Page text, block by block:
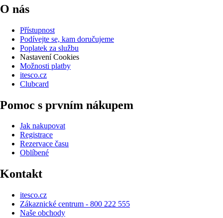
O nás
Přístupnost
Podívejte se, kam doručujeme
Poplatek za službu
Nastavení Cookies
Možnosti platby
itesco.cz
Clubcard
Pomoc s prvním nákupem
Jak nakupovat
Registrace
Rezervace času
Oblíbené
Kontakt
itesco.cz
Zákaznické centrum - 800 222 555
Naše obchody